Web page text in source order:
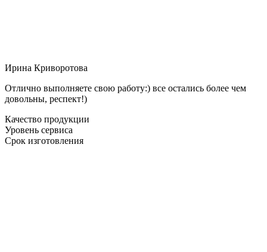
Ирина Криворотова
Отлично выполняете свою работу:) все остались более чем
довольны, респект!)
Качество продукции
Уровень сервиса
Срок изготовления